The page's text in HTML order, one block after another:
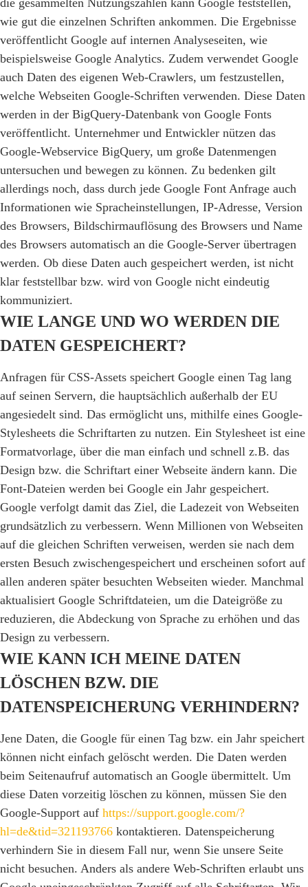
die gesammelten Nutzungszahlen kann Google feststellen,
wie gut die einzelnen Schriften ankommen. Die Ergebnisse
veröffentlicht Google auf internen Analyseseiten, wie
beispielsweise Google Analytics. Zudem verwendet Google
auch Daten des eigenen Web-Crawlers, um festzustellen,
welche Webseiten Google-Schriften verwenden. Diese Daten
werden in der BigQuery-Datenbank von Google Fonts
veröffentlicht. Unternehmer und Entwickler nützen das
Google-Webservice BigQuery, um große Datenmengen
untersuchen und bewegen zu können. Zu bedenken gilt
allerdings noch, dass durch jede Google Font Anfrage auch
Informationen wie Spracheinstellungen, IP-Adresse, Version
des Browsers, Bildschirmauflösung des Browsers und Name
des Browsers automatisch an die Google-Server übertragen
werden. Ob diese Daten auch gespeichert werden, ist nicht
klar feststellbar bzw. wird von Google nicht eindeutig
kommuniziert.
WIE LANGE UND WO WERDEN DIE
DATEN GESPEICHERT?
Anfragen für CSS-Assets speichert Google einen Tag lang
auf seinen Servern, die hauptsächlich außerhalb der EU
angesiedelt sind. Das ermöglicht uns, mithilfe eines Google-
Stylesheets die Schriftarten zu nutzen. Ein Stylesheet ist eine
Formatvorlage, über die man einfach und schnell z.B. das
Design bzw. die Schriftart einer Webseite ändern kann. Die
Font-Dateien werden bei Google ein Jahr gespeichert.
Google verfolgt damit das Ziel, die Ladezeit von Webseiten
grundsätzlich zu verbessern. Wenn Millionen von Webseiten
auf die gleichen Schriften verweisen, werden sie nach dem
ersten Besuch zwischengespeichert und erscheinen sofort auf
allen anderen später besuchten Webseiten wieder. Manchmal
aktualisiert Google Schriftdateien, um die Dateigröße zu
reduzieren, die Abdeckung von Sprache zu erhöhen und das
Design zu verbessern.
WIE KANN ICH MEINE DATEN
LÖSCHEN BZW. DIE
DATENSPEICHERUNG VERHINDERN?
Jene Daten, die Google für einen Tag bzw. ein Jahr speichert
können nicht einfach gelöscht werden. Die Daten werden
beim Seitenaufruf automatisch an Google übermittelt. Um
diese Daten vorzeitig löschen zu können, müssen Sie den
Google-Support auf https://support.google.com/?
hl=de&tid=321193766 kontaktieren. Datenspeicherung
verhindern Sie in diesem Fall nur, wenn Sie unsere Seite
nicht besuchen. Anders als andere Web-Schriften erlaubt uns